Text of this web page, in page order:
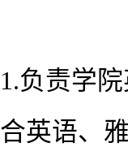
1.负责学
合英语、